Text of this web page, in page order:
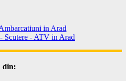
in Arad
Scutere - ATV in Arad
din: